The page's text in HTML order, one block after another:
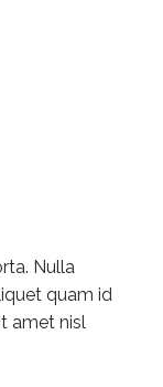
Nulla
quam id
amet nisl